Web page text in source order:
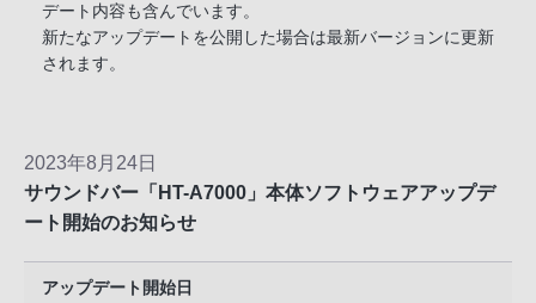
デート内容も含んでいます。
新たなアップデートを公開した場合は最新バージョンに更新
されます。
2023年8月24日
サウンドバー「HT-A7000」本体ソフトウェアアップデ
ート開始のお知らせ
アップデート開始日